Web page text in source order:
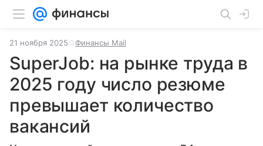
21 ноября 2025 Финансы Mail
SuperJob: на рынке труда в
2025 году число резюме
превышает количество
вакансий